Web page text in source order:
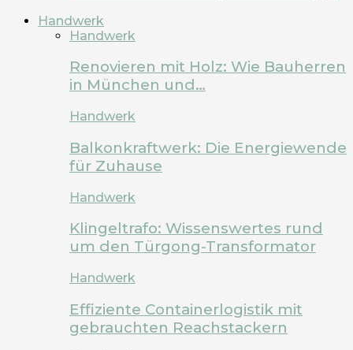
Handwerk
Handwerk
Renovieren mit Holz: Wie Bauherren
in München und…
Handwerk
Balkonkraftwerk: Die Energiewende
für Zuhause
Handwerk
Klingeltrafo: Wissenswertes rund
um den Türgong-Transformator
Handwerk
Effiziente Containerlogistik mit
gebrauchten Reachstackern